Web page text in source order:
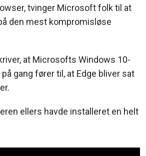
tvinger Microsoft folk til at
den mest kompromisløse
at Microsofts Windows 10-
gang fører til, at Edge bliver sat
ellers havde installeret en helt